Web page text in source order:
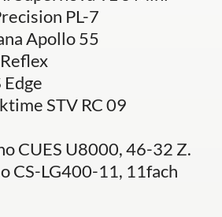
PL-7
Apollo 55
STV RC 09
CUES U8000, 46-32 Z.
CS-LG400-11, 11fach